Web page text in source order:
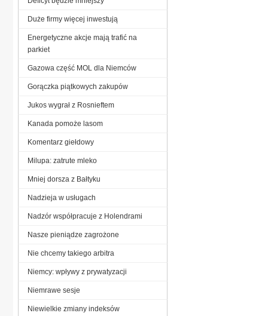
Duże firmy więcej inwestują
Energetyczne akcje mają trafić na
parkiet
Gazowa część MOL dla Niemców
Gorączka piątkowych zakupów
Jukos wygrał z Rosnieftem
Kanada pomoże lasom
Komentarz giełdowy
Milupa: zatrute mleko
Mniej dorsza z Bałtyku
Nadzieja w usługach
Nadzór współpracuje z Holendrami
Nasze pieniądze zagrożone
Nie chcemy takiego arbitra
Niemcy: wpływy z prywatyzacji
Niemrawe sesje
Niewielkie zmiany indeksów